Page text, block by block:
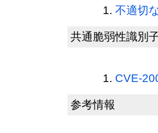
不適切
共通脆弱性識別
CVE-
参考情報